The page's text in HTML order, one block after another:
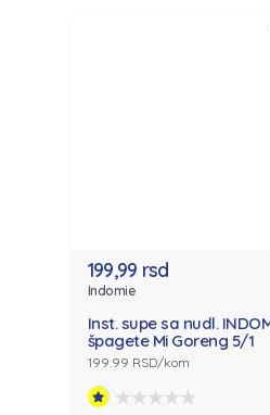
199,99 rsd
Indomie
Inst. supe sa nudl.
špagete Mi Goreng 5/1
199.99 RSD/kom